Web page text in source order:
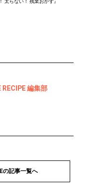
太らない！ 残業おかず』
RECIPE 編集部
の記事一覧へ